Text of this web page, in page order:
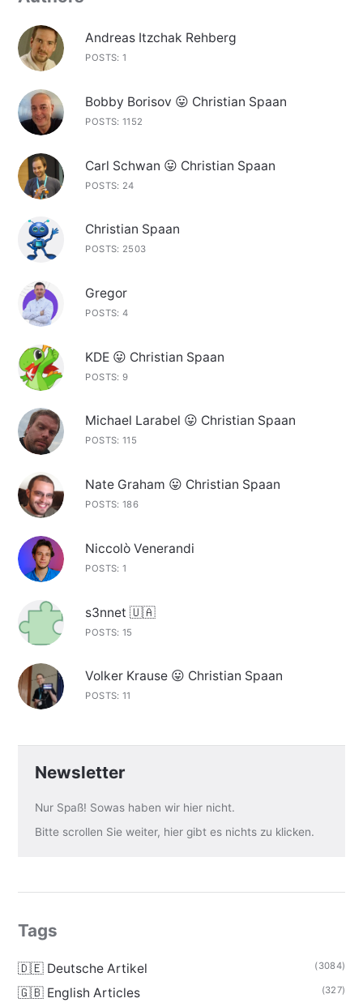
Andreas Itzchak Rehberg
POSTS: 1
Bobby Borisov 😛 Christian Spaan
POSTS: 1152
Carl Schwan 😛 Christian Spaan
POSTS: 24
Christian Spaan
POSTS: 2503
Gregor
POSTS: 4
KDE 😛 Christian Spaan
POSTS: 9
Michael Larabel 😛 Christian Spaan
POSTS: 115
Nate Graham 😛 Christian Spaan
POSTS: 186
Niccolò Venerandi
POSTS: 1
s3nnet 🇺🇦
POSTS: 15
Volker Krause 😛 Christian Spaan
POSTS: 11
Newsletter
Nur Spaß! Sowas haben wir hier nicht.
Bitte scrollen Sie weiter, hier gibt es nichts zu klicken.
Tags
🇩🇪 Deutsche Artikel (3084)
🇬🇧 English Articles (327)